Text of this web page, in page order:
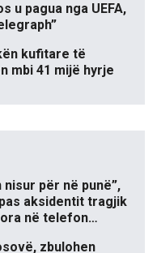
u pagua nga UEFA,
kufitare të
mbi 41 mijë hyrje
nisur për në punë”,
aksidentit tragjik
në telefon…
zbulohen